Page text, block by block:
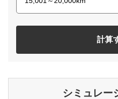
計算
シミュレー